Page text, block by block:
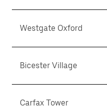
Westgate Oxford
Bicester Village
Carfax Tower